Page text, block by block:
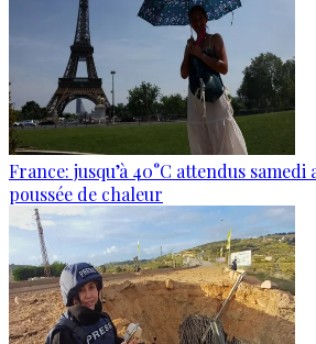
France: jusqu’à 40°C attendus
poussée de chaleur